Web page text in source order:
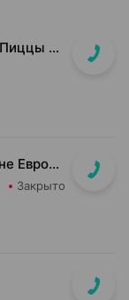
ул. Маяковского, д. 10, пом. 13 (возле Пиццы Мании)
ул. Есенина, д. 76-1 (ТЦ Maximus, в м-не Евроопт Super)
Закрыто